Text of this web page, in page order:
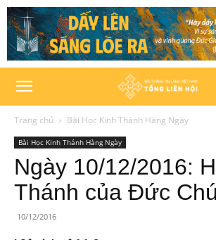
Trang chủ Bài Học Kinh Thánh Hàng Ngày
Bài Học Kinh Thánh Hàng Ngày
Ngày 10/12/2016:
Thánh của Đức
10/12/2016